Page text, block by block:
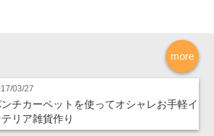
more
03/27
チカーペットを使ってオシャレお手軽イ
テリア雑貨作り